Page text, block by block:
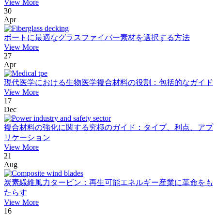
View More
30
Apr
ボートに最適なグラスファイバー素材を選択する方法
View More
27
Apr
現代医学における生物医学複合材料の役割：包括的なガイド
View More
17
Dec
複合材料の強化に関する究極のガイド：タイプ、利点、アプ
リケーション
View More
21
Aug
炭素繊維風力タービン：再生可能エネルギー産業に革命をも
たらす
View More
16